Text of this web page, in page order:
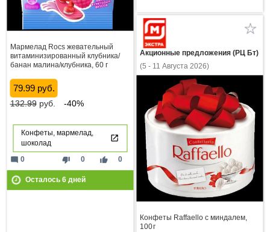
Мармелад Rocs жевательный
витаминизированный клубника/
банан малина/клубника, 60 г
79.99 руб.
132.99руб. -40%
Конфеты, мармелад,
шоколад
thumb_down 0 thumb_up 0
mode_comment 0
Осталось 6дней
Акционные предложения (РЦ Бт)
(5 - 11 Августа 2026)
Конфеты Raffaello с миндалем,
100 г